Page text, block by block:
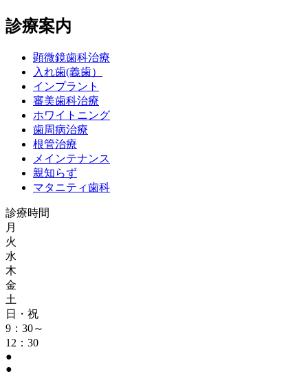
診療案内
顕微鏡歯科治療
入れ歯(義歯）
インプラント
審美歯科治療
ホワイトニング
歯周病治療
根管治療
メインテナンス
親知らず
マタニティ歯科
診療時間
月
火
水
木
金
土
日・祝
9：30～
12：30
●
●